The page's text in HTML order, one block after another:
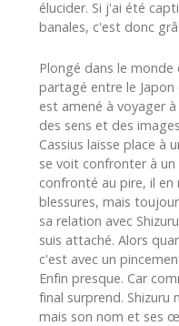
élucider. Si j'ai été
banales, c'est donc
Plongé dans le
partagé entre le
est amené à voyager
des sens et des
Cassius laisse place à
se voit confronter à
confronté au pire, il en
blessures, mais
sa relation avec
suis attaché. Alors
c'est avec un
Enfin presque. Car
final surprend.
mais son nom et ses